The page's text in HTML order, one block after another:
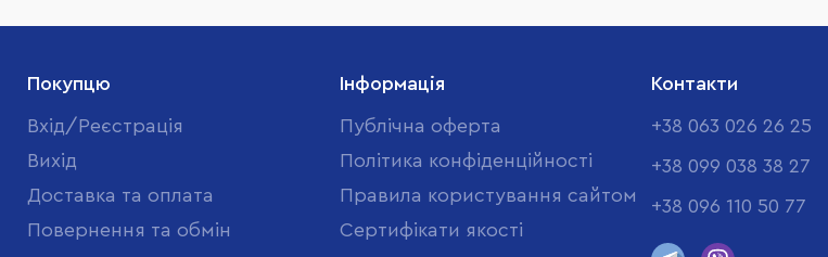
Покупцю
Вхід/Реєстрація
Вихід
Доставка та оплата
Повернення та обмін
Інформація
Публічна оферта
Політика конфіденційності
Правила користування сайтом
Cертифікати якості
Контакти
+38 063 026 26 25
+38 099 038 38 27
+38 096 110 50 77